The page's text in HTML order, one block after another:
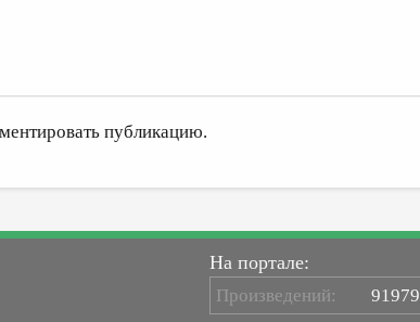
публикацию.
На портале:
Произведений: 91979